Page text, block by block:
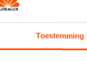
Toestemming